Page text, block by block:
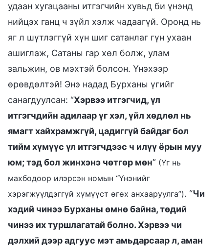
удаан хугацааны итгэгчийн хувьд би үнэнд
нийцэх ганц ч зүйл хэлж чадаагүй. Оронд нь
яг л шүтлэггүй хүн шиг сатанлаг гүн ухаан
ашиглаж, Сатаны гар хөл болж, улам
зальжин, ов мэхтэй болсон. Үнэхээр
өрөвдөлтэй! Энэ надад Бурханы үгийг
санагдуулсан: “Хэрвээ итгэгчид, үл
итгэгчдийн адилаар үг хэл, үйл хөдлөл нь
ямагт хайхрамжгүй, цадиггүй байдаг бол
тийм хүмүүс үл итгэгчдээс ч илүү ёрын муу
юм; тэд бол жинхэнэ чөтгөр мөн” (Үг нь
махбодоор илэрсэн номын “Үнэнийг
хэрэгжүүлдэггүй хүмүүст өгөх анхааруулга”). “Чи
хэдий чинээ Бурханы өмнө байна, төдий
чинээ их туршлагатай болно. Хэрвээ чи
дэлхий дээр адгуус мэт амьдарсаар л, аман